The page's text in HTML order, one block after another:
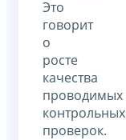
Это
говорит
о
росте
качества
проводимых
контрольных
проверок.